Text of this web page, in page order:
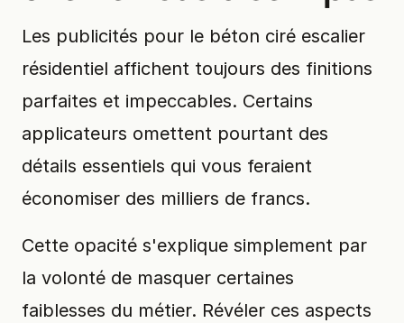
Les publicités pour le béton ciré escalier
résidentiel affichent toujours des finitions
parfaites et impeccables. Certains
applicateurs omettent pourtant des
détails essentiels qui vous feraient
économiser des milliers de francs.
Cette opacité s'explique simplement par
la volonté de masquer certaines
faiblesses du métier. Révéler ces aspects